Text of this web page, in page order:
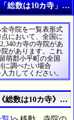
総数は10カ寺」の
寺院を一覧表形式
において、全国に
カ寺の寺院があ
があります。これ
萌郡小平町の全国
に調べたい場合
力してください。
総数は10カ寺》の